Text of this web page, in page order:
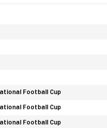
Football Cup
Football Cup
Football Cup